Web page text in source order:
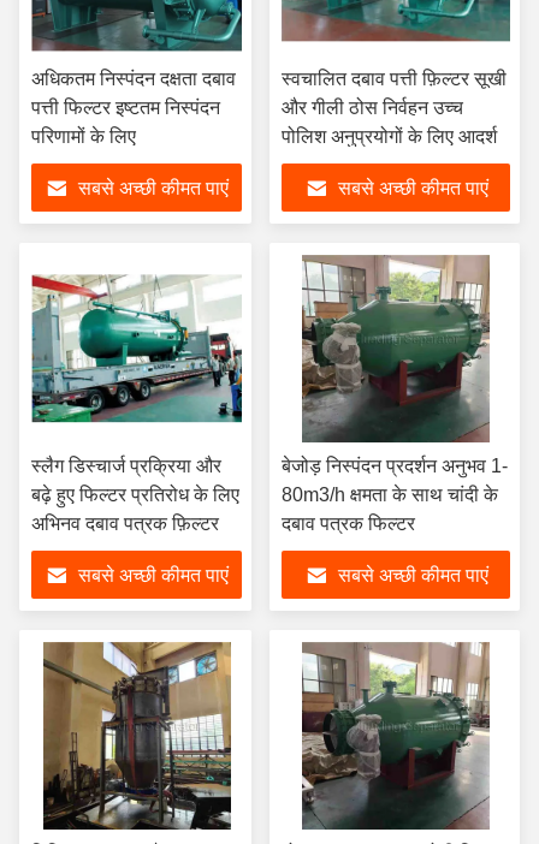
अधिकतम निस्पंदन दक्षता दबाव
पत्ती फिल्टर इष्टतम निस्पंदन
परिणामों के लिए
सबसे अच्छी कीमत पाएं
स्वचालित दबाव पत्ती फ़िल्टर सूखी
और गीली ठोस निर्वहन उच्च
पोलिश अनुप्रयोगों के लिए आदर्श
सबसे अच्छी कीमत पाएं
स्लैग डिस्चार्ज प्रक्रिया और
बढ़े हुए फिल्टर प्रतिरोध के लिए
अभिनव दबाव पत्रक फ़िल्टर
सबसे अच्छी कीमत पाएं
बेजोड़ निस्पंदन प्रदर्शन अनुभव 1-
80m3/h क्षमता के साथ चांदी के
दबाव पत्रक फिल्टर
सबसे अच्छी कीमत पाएं